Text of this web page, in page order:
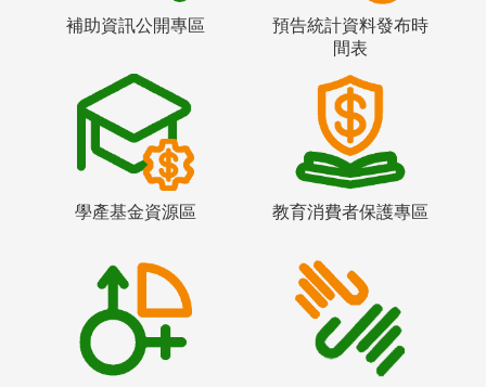
補助資訊公開專區
預告統計資料發布時
間表
學產基金資源區 教育消費者保護專區